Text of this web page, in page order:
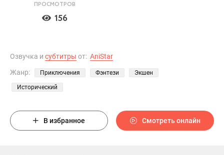
ПРОСМОТРОВ
156
Озвучка и субтитры от: AniStar
Жанр:
Приключения Фэнтези Экшен
Исторический
В избранное Смотреть онлайн